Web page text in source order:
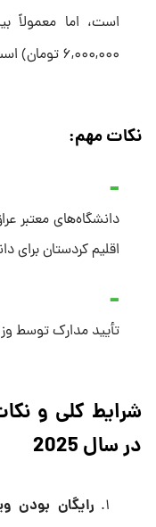
است، اما معمولاً
۶,۰۰۰,۰۰۰ تومان) است.
نکات مهم:
دانشگاه‌های معتبر
اقلیم کردستان برای
تأیید مدارک توسط
شرایط کلی و
در سال 2025
رایگان بودن